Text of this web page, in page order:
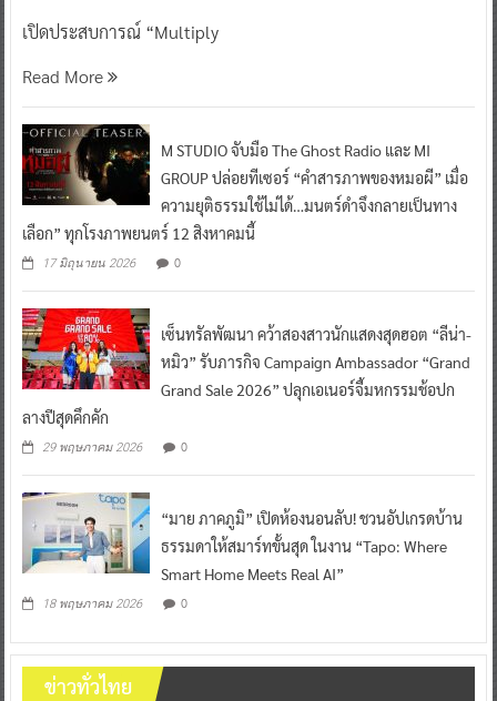
เปิดประสบการณ์ “Multiply
Read More
M STUDIO จับมือ The Ghost Radio และ MI
GROUP ปล่อยทีเซอร์ “คำสารภาพของหมอผี” เมื่อ
ความยุติธรรมใช้ไม่ได้…มนตร์ดำจึงกลายเป็นทาง
เลือก” ทุกโรงภาพยนตร์ 12 สิงหาคมนี้
17 มิถุนายน 2026 0
เซ็นทรัลพัฒนา คว้าสองสาวนักแสดงสุดฮอต “ลีน่า-
หมิว” รับภารกิจ Campaign Ambassador “Grand
Grand Sale 2026” ปลุกเอเนอร์จี้มหกรรมช้อปก
ลางปีสุดคึกคัก
29 พฤษภาคม 2026 0
“มาย ภาคภูมิ” เปิดห้องนอนลับ! ชวนอัปเกรดบ้าน
ธรรมดาให้สมาร์ทขั้นสุด ในงาน “Tapo: Where
Smart Home Meets Real AI”
18 พฤษภาคม 2026 0
ข่าวทั่วไทย